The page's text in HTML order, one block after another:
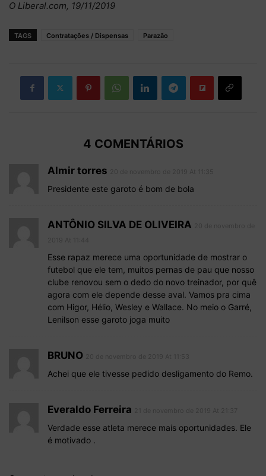
O Liberal.com, 19/11/2019
TAGS Contratações / Dispensas Parazão
4 COMENTÁRIOS
Almir torres
Presidente este garoto é bom de bola
ANTÔNIO SILVA DE OLIVEIRA
Esse rapaz merece uma oportunidade de mostrar o
futebol que ele tem, muitos pernas de pau que nosso
clube renovou sem o dedo do novo treinador, por quê
agora com ele depende desse aval. Vamos pra cima
com Higor, Hélio, Wesley e Wallace. No meio o Garré,
Lenilson esse garoto joga muito
BRUNO
Achei que ele tivesse pedido desligamento do Remo.
Everaldo Ferreira
Verdade esse atleta merece mais oportunidades. Ele
é motivado .